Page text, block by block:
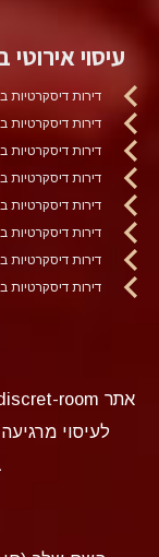
עיסוי אירוטי
דירות דיסקרטיות
דירות דיסקרטיות
דירות דיסקרטיות
דירות דיסקרטיות
דירות דיסקרטיות
דירות דיסקרטיות
דירות דיסקרטיות
דירות דיסקרטיות
לעיסוי